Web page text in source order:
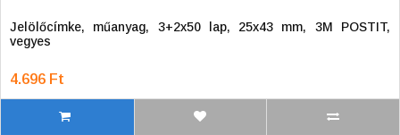
Jelölőcímke, műanyag, 3+2x50 lap, 25x43 mm, 3M POSTIT,
vegyes
4.696 Ft